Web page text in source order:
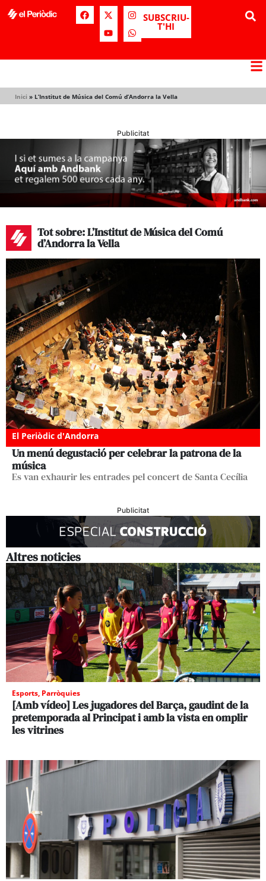
SUBSCRIU-
T'HI
Inici » L’Institut de Música del Comú d’Andorra la Vella
Publicitat
Tot sobre: L’Institut de Música del Comú
d’Andorra la Vella
El Periòdic d'Andorra
Un menú degustació per celebrar la patrona de la
música
Es van exhaurir les entrades pel concert de Santa Cecília
Publicitat
Altres noticies
Esports, Parròquies
[Amb vídeo] Les jugadores del Barça, gaudint de la
pretemporada al Principat i amb la vista en omplir
les vitrines